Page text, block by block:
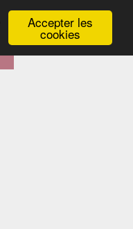
Accepter les
cookies